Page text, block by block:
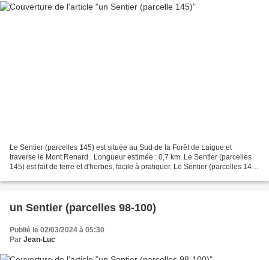
Le Sentier (parcelles 145) est située au Sud de la Forêt de Laigue et
traverse le Mont Renard . Longueur estimée : 0,7 km. Le Sentier (parcelles
145) est fait de terre et d'herbes, facile à pratiquer. Le Sentier (parcelles 145)
un Sentier (parcelles 98-100)
Publié le 02/03/2024 à 05:30
Par Jean-Luc